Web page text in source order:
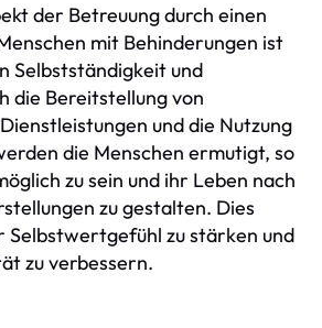
der Betreuung durch einen
mit Behinderungen ist
Selbstständigkeit und
die Bereitstellung von
und die Nutzung
die Menschen ermutigt, so
zu sein und ihr Leben nach
zu gestalten. Dies
Selbstwertgefühl zu stärken und
zu verbessern.